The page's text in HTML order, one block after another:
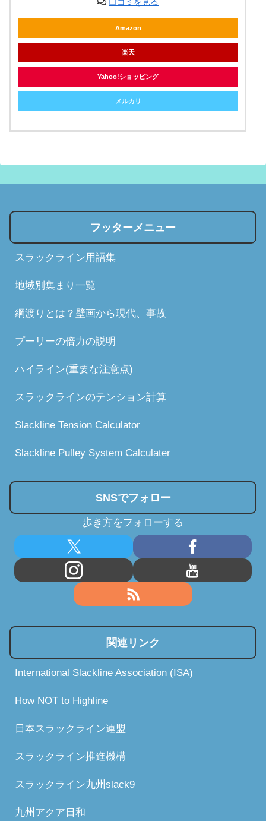
口コミを見る
Amazon
楽天
Yahoo!ショッピング
メルカリ
フッターメニュー
スラックライン用語集
地域別集まり一覧
綱渡りとは？壁画から現代、事故
プーリーの倍力の説明
ハイライン(重要な注意点)
スラックラインのテンション計算
Slackline Tension Calculator
Slackline Pulley System Calculater
SNSでフォロー
歩き方をフォローする
関連リンク
International Slackline Association (ISA)
How NOT to Highline
日本スラックライン連盟
スラックライン推進機構
スラックライン九州slack9
九州アクア日和